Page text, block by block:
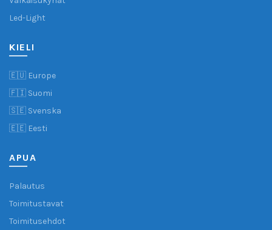
Led-Light
KIELI
🇪🇺 Europe
🇫🇮 Suomi
🇸🇪 Svenska
🇪🇪 Eesti
APUA
Palautus
Toimitustavat
Toimitusehdot